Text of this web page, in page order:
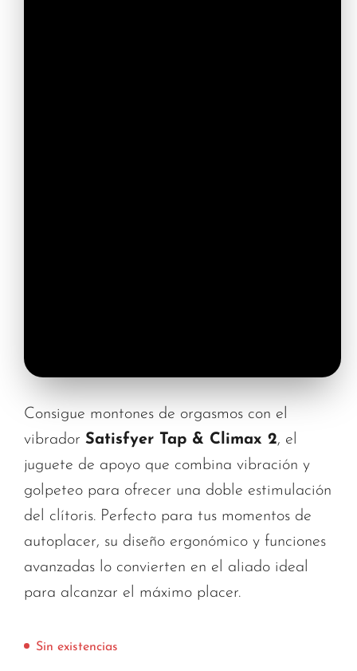
Consigue montones de orgasmos con el
vibrador Satisfyer Tap & Climax 2, el
juguete de apoyo que combina vibración y
golpeteo para ofrecer una doble estimulación
del clítoris. Perfecto para tus momentos de
autoplacer, su diseño ergonómico y funciones
avanzadas lo convierten en el aliado ideal
para alcanzar el máximo placer.
Sin existencias